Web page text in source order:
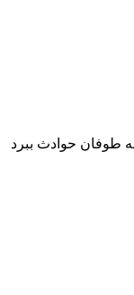
طوفان حوادث ببرد